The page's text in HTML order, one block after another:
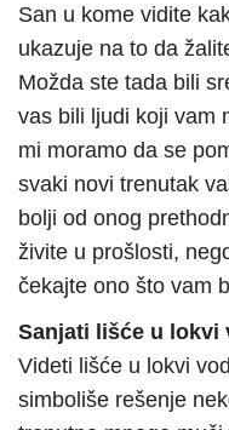
San u kome vidite
ukazuje na to da
Možda ste tada bili
vas bili ljudi koji vam
mi moramo da se
svaki novi trenutak
bolji od onog
živite u prošlosti,
čekajte ono što vam
Sanjati lišće u lokvi
Videti lišće u lokvi
simboliše rešenje